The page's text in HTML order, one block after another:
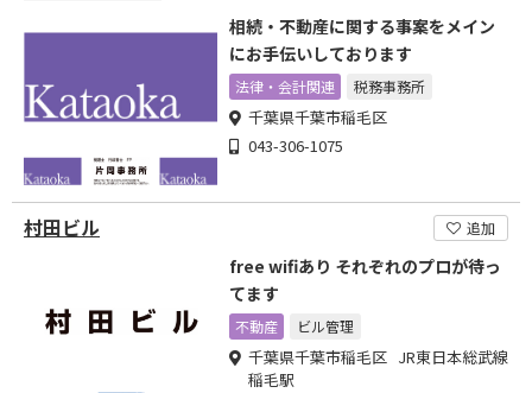
相続・不動産に関する事案をメイン
にお手伝いしております
法律・会計関連 税務事務所
千葉県千葉市稲毛区
043-306-1075
村田ビル 追加
free wifiあり それぞれのプロが待っ
てます
不動産 ビル管理
千葉県千葉市稲毛区 JR東日本総武線
稲毛駅